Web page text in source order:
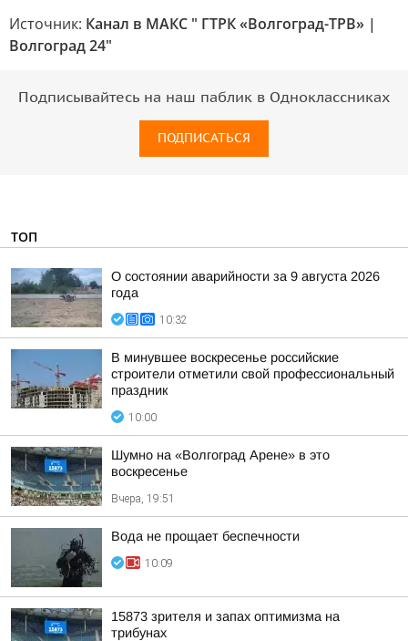
Источник: Канал в МАКС " ГТРК «Волгоград-ТРВ» |
Волгоград 24"
Подписывайтесь на наш паблик в Одноклассниках
ПОДПИСАТЬСЯ
ТОП
О состоянии аварийности за 9 августа 2026
года
10:32
В минувшее воскресенье российские
строители отметили свой профессиональный
праздник
10:00
Шумно на «Волгоград Арене» в это
воскресенье
Вчера, 19:51
Вода не прощает беспечности
10:09
15873 зрителя и запах оптимизма на
трибунах